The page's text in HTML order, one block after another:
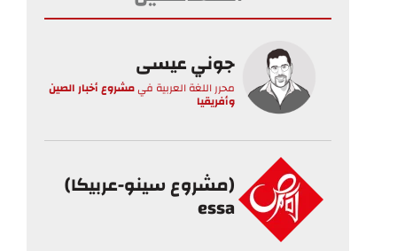
جوني عيسى
محرر اللغة العربية فيمشروع أخبار الصين
وأفريقيا
(مشروع سينو-عربيكا)
essa